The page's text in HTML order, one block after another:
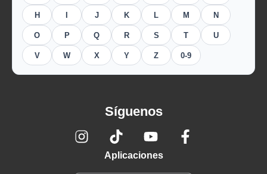
H J K L M N
O P Q R S T U
V W X Y Z 0-9
Síguenos
Aplicaciones